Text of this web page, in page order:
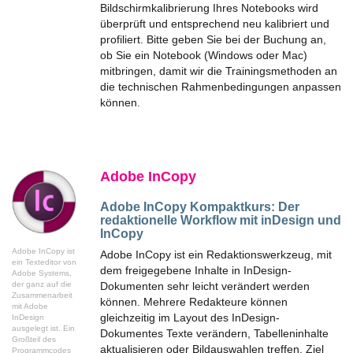
Bildschirmkalibrierung Ihres Notebooks wird
überprüft und entsprechend neu kalibriert und
profiliert. Bitte geben Sie bei der Buchung an,
ob Sie ein Notebook (Windows oder Mac)
mitbringen, damit wir die Trainingsmethoden an
die technischen Rahmenbedingungen anpassen
können.
Adobe InCopy ist
ein Texteditor von
Adobe Systems,
der ganz auf die
Zusammenarbeit
mit Adobe
InDesign
ausgelegt ist. Ein
Großteil des
Programmcodes
Adobe InCopy
Adobe InCopy Kompaktkurs: Der
redaktionelle Workflow mit inDesign und
InCopy
Adobe InCopy ist ein Redaktionswerkzeug, mit
dem freigegebene Inhalte in InDesign-
Dokumenten sehr leicht verändert werden
können. Mehrere Redakteure können
gleichzeitig im Layout des InDesign-
Dokumentes Texte verändern, Tabelleninhalte
aktualisieren oder Bildauswahlen treffen. Ziel